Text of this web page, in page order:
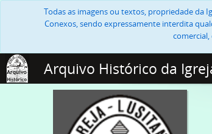
Todas as imagens ou textos, propriedade da
Conexos, sendo expressamente interdita
Arquivo Histórico da